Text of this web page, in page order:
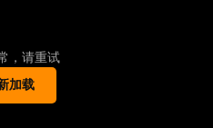
，请重试
加载